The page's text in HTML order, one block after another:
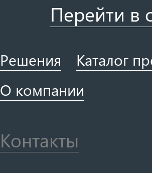
Перейти в
Решения
Каталог
О компании
Контакты